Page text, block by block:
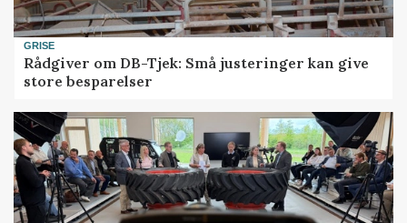
GRISE
Rådgiver om DB-Tjek: Små justeringer kan give
store besparelser